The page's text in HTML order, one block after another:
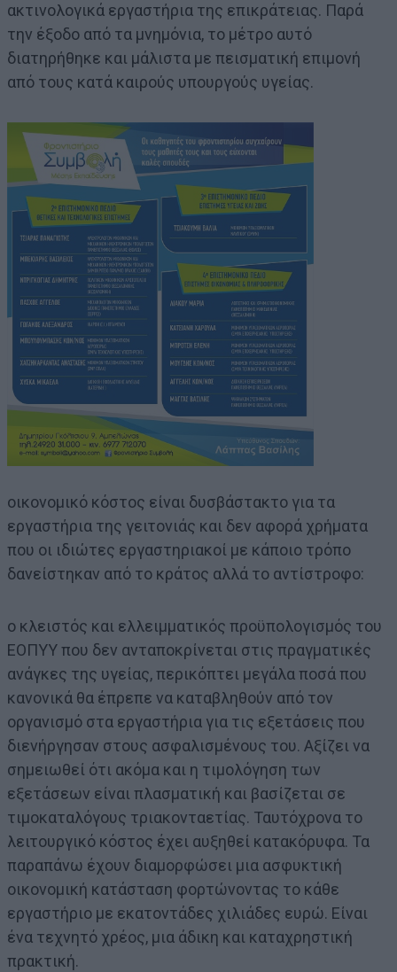
ακτινολογικά εργαστήρια της επικράτειας. Παρά
την έξοδο από τα μνημόνια, το μέτρο αυτό
διατηρήθηκε και μάλιστα με πεισματική επιμονή
από τους κατά καιρούς υπουργούς υγείας.
οικονομικό κόστος είναι δυσβάστακτο για τα
εργαστήρια της γειτονιάς και δεν αφορά χρήματα
που οι ιδιώτες εργαστηριακοί με κάποιο τρόπο
δανείστηκαν από το κράτος αλλά το αντίστροφο:
ο κλειστός και ελλειμματικός προϋπολογισμός του
ΕΟΠΥΥ που δεν ανταποκρίνεται στις πραγματικές
ανάγκες της υγείας, περικόπτει μεγάλα ποσά που
κανονικά θα έπρεπε να καταβληθούν από τον
οργανισμό στα εργαστήρια για τις εξετάσεις που
διενήργησαν στους ασφαλισμένους του. Αξίζει να
σημειωθεί ότι ακόμα και η τιμολόγηση των
εξετάσεων είναι πλασματική και βασίζεται σε
τιμοκαταλόγους τριακονταετίας. Ταυτόχρονα το
λειτουργικό κόστος έχει αυξηθεί κατακόρυφα. Τα
παραπάνω έχουν διαμορφώσει μια ασφυκτική
οικονομική κατάσταση φορτώνοντας το κάθε
εργαστήριο με εκατοντάδες χιλιάδες ευρώ. Είναι
ένα τεχνητό χρέος, μια άδικη και καταχρηστική
πρακτική.